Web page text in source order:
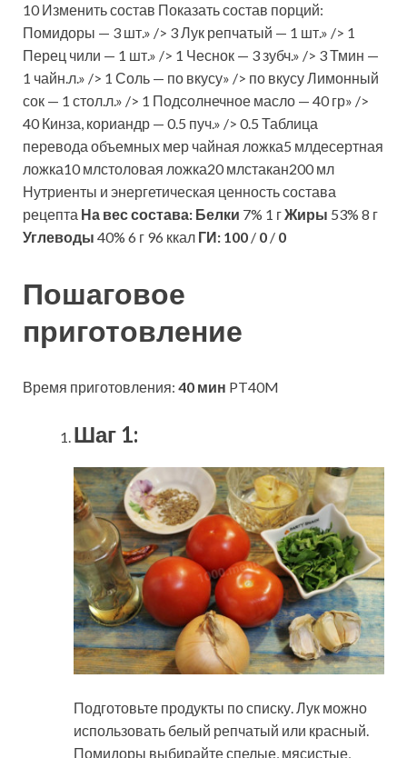
10 Изменить состав Показать состав порций:
Помидоры — 3 шт.» /> 3 Лук репчатый — 1 шт.» /> 1
Перец чили — 1 шт.» /> 1 Чеснок — 3 зубч.» /> 3 Тмин —
1 чайн.л.» /> 1 Соль — по вкусу» /> по вкусу Лимонный
сок — 1 стол.л.» /> 1 Подсолнечное масло — 40 гр» />
40 Кинза, кориандр — 0.5 пуч.» /> 0.5 Таблица
перевода объемных мер чайная ложка5 млдесертная
ложка10 млстоловая ложка20 млстакан200 мл
Нутриенты и энергетическая ценность состава
рецепта На вес состава: Белки 7% 1 гЖиры 53% 8 г
Углеводы 40% 6 г 96 ккал ГИ: 100 / 0 / 0
Пошаговое
приготовление
Время приготовления: 40 мин PT40M
Шаг 1:
Подготовьте продукты по списку. Лук можно
использовать белый репчатый или красный.
Помидоры выбирайте спелые, мясистые,